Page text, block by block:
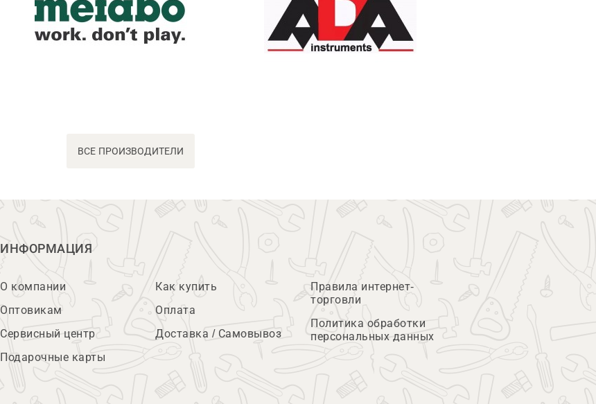
ВСЕ ПРОИЗВОДИТЕЛИ
ИНФОРМАЦИЯ
О компании
Оптовикам
Сервисный центр
Подарочные карты
Как купить
Оплата
Доставка / Самовывоз
Правила интернет-
торговли
Политика обработки
персональных данных